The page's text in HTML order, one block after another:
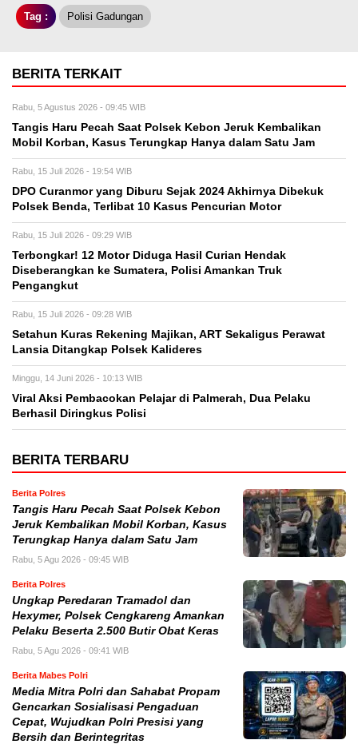
Tag : Polisi Gadungan
BERITA TERKAIT
Rabu, 5 Agustus 2026 - 09:45 WIB
Tangis Haru Pecah Saat Polsek Kebon Jeruk Kembalikan
Mobil Korban, Kasus Terungkap Hanya dalam Satu Jam
Rabu, 15 Juli 2026 - 19:54 WIB
DPO Curanmor yang Diburu Sejak 2024 Akhirnya Dibekuk
Polsek Benda, Terlibat 10 Kasus Pencurian Motor
Rabu, 15 Juli 2026 - 09:29 WIB
Terbongkar! 12 Motor Diduga Hasil Curian Hendak
Diseberangkan ke Sumatera, Polisi Amankan Truk
Pengangkut
Rabu, 15 Juli 2026 - 09:28 WIB
Setahun Kuras Rekening Majikan, ART Sekaligus Perawat
Lansia Ditangkap Polsek Kalideres
Minggu, 14 Juni 2026 - 10:13 WIB
Viral Aksi Pembacokan Pelajar di Palmerah, Dua Pelaku
Berhasil Diringkus Polisi
BERITA TERBARU
Berita Polres
Tangis Haru Pecah Saat Polsek Kebon
Jeruk Kembalikan Mobil Korban, Kasus
Terungkap Hanya dalam Satu Jam
Rabu, 5 Agu 2026 - 09:45 WIB
Berita Polres
Ungkap Peredaran Tramadol dan
Hexymer, Polsek Cengkareng Amankan
Pelaku Beserta 2.500 Butir Obat Keras
Rabu, 5 Agu 2026 - 09:41 WIB
Berita Mabes Polri
Media Mitra Polri dan Sahabat Propam
Gencarkan Sosialisasi Pengaduan
Cepat, Wujudkan Polri Presisi yang
Bersih dan Berintegritas